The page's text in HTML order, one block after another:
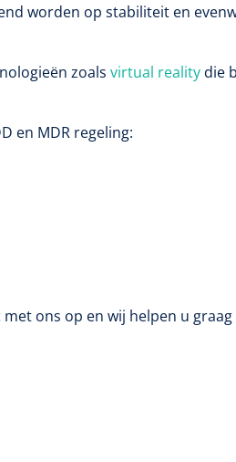
worden op stabiliteit en
zoals virtual realitydie
en MDR regeling:
met ons op en wij helpen u